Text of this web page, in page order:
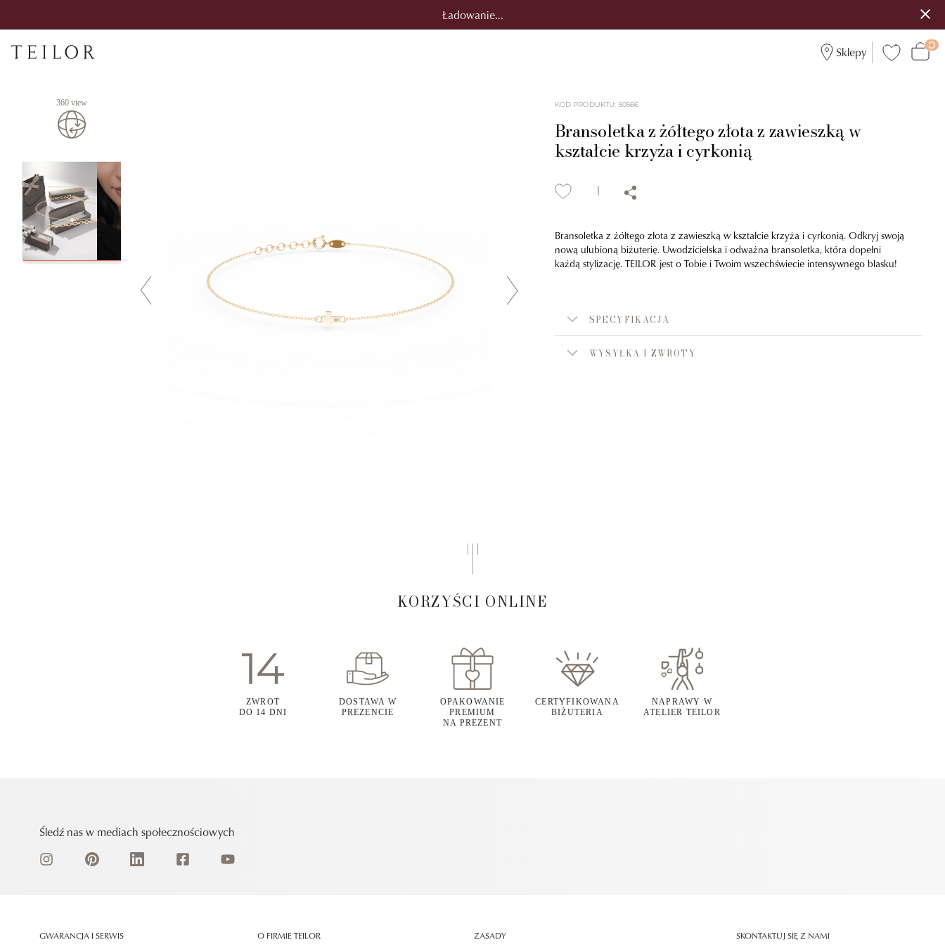
Ładowanie...
Sklepy
360 view KOD PRODUKTU: 50566
Bransoletka z żółtego złota z zawieszką w
kształcie krzyża i cyrkonią
Bransoletka z żółtego złota z zawieszką w kształcie krzyża i cyrkonią. Odkryj swoją
nową ulubioną biżuterię. Uwodzicielska i odważna bransoletka, która dopełni
każdą stylizację. TEILOR jest o Tobie i Twoim wszechświecie intensywnego blasku!
SPECYFIKACJA
WYSYŁKA I ZWROTY
KORZYŚCI ONLINE
ZWROT
DO 14 DNI
DOSTAWA W
PREZENCIE
OPAKOWANIE
PREMIUM
NA PREZENT
CERTYFIKOWANA
BIŻUTERIA
NAPRAWY W
ATELIER TEILOR
Śledź nas w mediach społecznościowych
GWARANCJA I SERWIS O FIRMIE TEILOR ZASADY SKONTAKTUJ SIĘ Z NAMI